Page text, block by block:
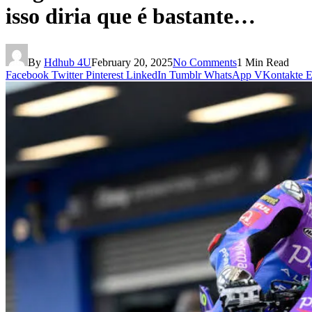
isso diria que é bastante…
By Hdhub 4UFebruary 20, 2025No Comments1 Min Read
Facebook Twitter Pinterest LinkedIn Tumblr WhatsApp VKontakte